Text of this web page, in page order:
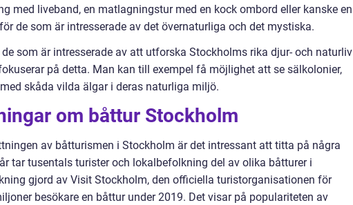
med liveband, en matlagningstur med en kock ombord eller kanske en
de som är intresserade av det övernaturliga och det mystiska.
som är intresserade av att utforska Stockholms rika djur- och naturliv
på detta. Man kan till exempel få möjlighet att se sälkolonier,
skåda vilda älgar i deras naturliga miljö.
om båttur Stockholm
av båtturismen i Stockholm är det intressant att titta på några
tar tusentals turister och lokalbefolkning del av olika båtturer i
gjord av Visit Stockholm, den officiella turistorganisationen för
besökare en båttur under 2019. Det visar på populariteten av